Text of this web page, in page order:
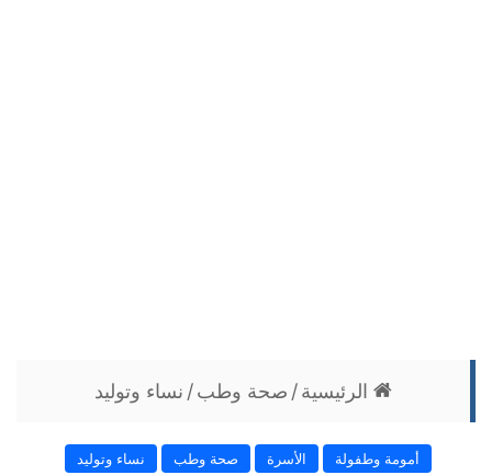
الرئيسية/ صحة وطب/ نساء وتوليد
أمومة وطفولة الأسرة صحة وطب نساء وتوليد